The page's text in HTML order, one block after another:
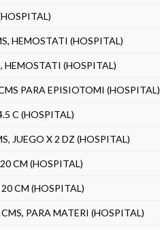
HEMOSTATI (HOSPITAL)
HEMOSTATI (HOSPITAL)
PARA EPISIOTOMI (HOSPITAL)
C (HOSPITAL)
JUEGO X 2 DZ (HOSPITAL)
CM (HOSPITAL)
CM (HOSPITAL)
PARA MATERI (HOSPITAL)